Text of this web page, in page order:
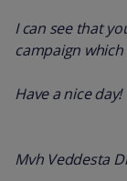
I can see that
campaign which
Have a nice day!
Mvh Veddesta